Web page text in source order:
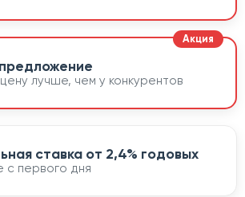
лучше, чем у конкурентов
ставка от 2,4% годовых
с первого дня